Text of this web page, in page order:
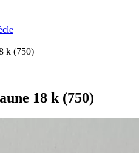
k (750)
18 k (750)